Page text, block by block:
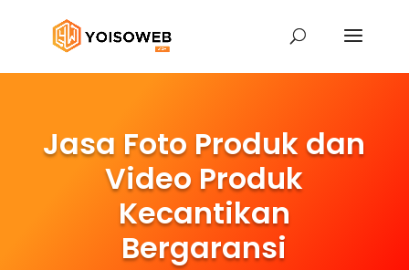
Jasa Foto Produk dan
Video Produk
Kecantikan
Bergaransi